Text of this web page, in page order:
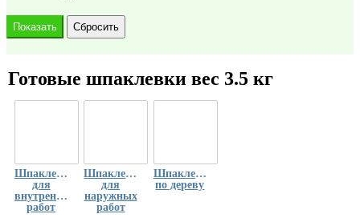
Готовые шпаклевки вес 3.5 кг
Шпаклевки
для
внутренних
работ
Шпаклевки
для
наружных
работ
Шпаклевки
по дереву